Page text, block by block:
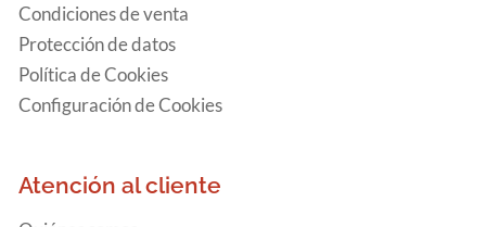
Condiciones de venta
Protección de datos
Política de Cookies
Configuración de Cookies
Atención al cliente